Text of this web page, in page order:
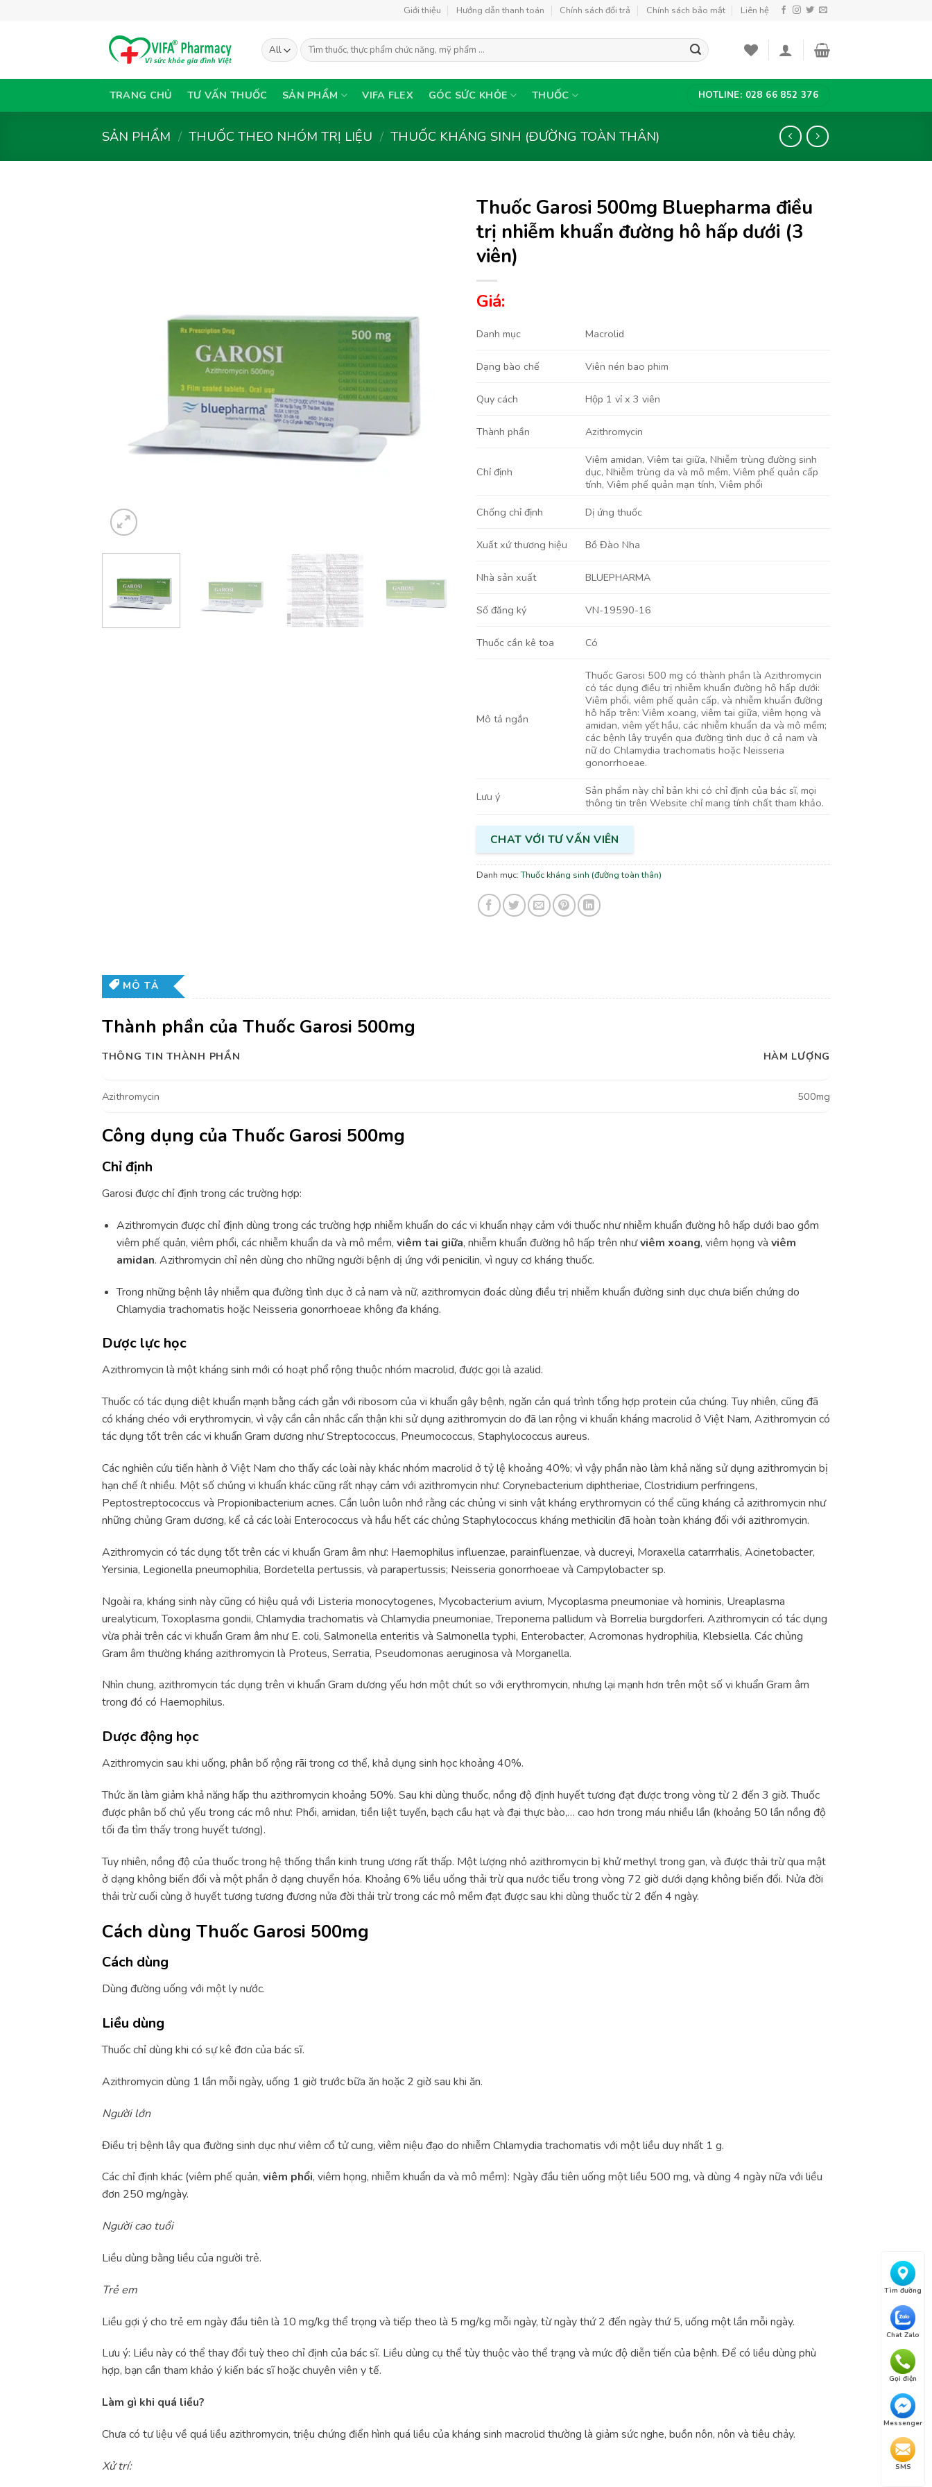
Tìm đường
Chat Zalo
Gọi điện
Messenger
SMS
Giới thiệu Hướng dẫn thanh toán Chính sách đổi trả Chính sách bảo mật Liên hệ
Tìm
kiếm:
TRANG CHỦ TƯ VẤN THUỐC SẢN PHẨM VIFA FLEX GÓC SỨC KHỎE THUỐC HOTLINE: 028 66 852 376
SẢN PHẨM / THUỐC THEO NHÓM TRỊ LIỆU / THUỐC KHÁNG SINH (ĐƯỜNG TOÀN THÂN)
Thuốc Garosi 500mg Bluepharma điều
trị nhiễm khuẩn đường hô hấp dưới (3
viên)
Giá:
Danh mục Macrolid
Dạng bào chế Viên nén bao phim
Quy cách Hộp 1 vỉ x 3 viên
Thành phần Azithromycin
Chỉ định
Viêm amidan,Viêm tai giữa,Nhiễm trùng đường sinh
dục,Nhiễm trùng da và mô mềm,Viêm phế quản cấp
tính,Viêm phế quản mạn tính,Viêm phổi
Chống chỉ định Dị ứng thuốc
Xuất xứ thương hiệu Bồ Đào Nha
Nhà sản xuất BLUEPHARMA
Số đăng ký VN-19590-16
Thuốc cần kê toa Có
Mô tả ngắn
Thuốc Garosi 500 mg có thành phần là Azithromycin
có tác dụng điều trị nhiễm khuẩn đường hô hấp dưới:
Viêm phổi, viêm phế quản cấp, và nhiễm khuẩn đường
hô hấp trên: Viêm xoang, viêm tai giữa, viêm họng và
amidan, viêm yết hầu, các nhiễm khuẩn da và mô mềm;
các bệnh lây truyền qua đường tình dục ở cả nam và
nữ do Chlamydia trachomatis hoặc Neisseria
gonorrhoeae.
Lưu ý
Sản phẩm này chỉ bản khi có chỉ định của bác sĩ, mọi
thông tin trên Website chỉ mang tính chất tham khảo.
CHAT VỚI TƯ VẤN VIÊN
Danh mục:Thuốc kháng sinh (đường toàn thân)
MÔ TẢ
Thành phần của Thuốc Garosi 500mg
THÔNG TIN THÀNH PHẦN HÀM LƯỢNG
Azithromycin 500mg
Công dụng của Thuốc Garosi 500mg
Chỉ định
Garosi được chỉ định trong các trường hợp:
Azithromycin được chỉ định dùng trong các trường hợp nhiễm khuẩn do các vi khuẩn nhạy cảm với thuốc như nhiễm khuẩn đường hô hấp dưới bao gồm
viêm phế quản, viêm phổi, các nhiễm khuẩn da và mô mềm, viêm tai giữa, nhiễm khuẩn đường hô hấp trên nhưviêm xoang, viêm họng và viêm
amidan. Azithromycin chỉ nên dùng cho những người bệnh dị ứng với penicilin, vì nguy cơ kháng thuốc.
Trong những bệnh lây nhiễm qua đường tình dục ở cả nam và nữ, azithromycin đoác dùng điều trị nhiễm khuẩn đường sinh dục chưa biến chứng do
Chlamydia trachomatis hoặc Neisseria gonorrhoeae không đa kháng.
Dược lực học
Azithromycin là một kháng sinh mới có hoạt phổ rộng thuộc nhóm macrolid, được gọi là azalid.
Thuốc có tác dụng diệt khuẩn mạnh bằng cách gắn với ribosom của vi khuẩn gây bệnh, ngăn cản quá trình tổng hợp protein của chúng. Tuy nhiên, cũng đã
có kháng chéo với erythromycin, vì vậy cần cân nhắc cẩn thận khi sử dụng azithromycin do đã lan rộng vi khuẩn kháng macrolid ở Việt Nam, Azithromycin có
tác dụng tốt trên các vi khuẩn Gram dương như Streptococcus, Pneumococcus, Staphylococcus aureus.
Các nghiên cứu tiến hành ở Việt Nam cho thấy các loài này khác nhóm macrolid ở tỷ lệ khoảng 40%; vì vậy phần nào làm khả năng sử dụng azithromycin bị
hạn chế ít nhiều. Một số chủng vi khuẩn khác cũng rất nhạy cảm với azithromycin như: Corynebacterium diphtheriae, Clostridium perfringens,
Peptostreptococcus và Propionibacterium acnes. Cần luôn luôn nhớ rằng các chủng vi sinh vật kháng erythromycin có thể cũng kháng cả azithromycin như
những chủng Gram dương, kể cả các loài Enterococcus và hầu hết các chủng Staphylococcus kháng methicilin đã hoàn toàn kháng đối với azithromycin.
Azithromycin có tác dụng tốt trên các vi khuẩn Gram âm như: Haemophilus influenzae, parainfluenzae, và ducreyi, Moraxella catarrrhalis, Acinetobacter,
Yersinia, Legionella pneumophilia, Bordetella pertussis, và parapertussis; Neisseria gonorrhoeae và Campylobacter sp.
Ngoài ra, kháng sinh này cũng có hiệu quả với Listeria monocytogenes, Mycobacterium avium, Mycoplasma pneumoniae và hominis, Ureaplasma
urealyticum, Toxoplasma gondii, Chlamydia trachomatis và Chlamydia pneumoniae, Treponema pallidum và Borrelia burgdorferi. Azithromycin có tác dụng
vừa phải trên các vi khuẩn Gram âm như E. coli, Salmonella enteritis và Salmonella typhi, Enterobacter, Acromonas hydrophilia, Klebsiella. Các chủng
Gram âm thường kháng azithromycin là Proteus, Serratia, Pseudomonas aeruginosa và Morganella.
Nhìn chung, azithromycin tác dụng trên vi khuẩn Gram dương yếu hơn một chút so với erythromycin, nhưng lại mạnh hơn trên một số vi khuẩn Gram âm
trong đó có Haemophilus.
Dược động học
Azithromycin sau khi uống, phân bố rộng rãi trong cơ thể, khả dụng sinh học khoảng 40%.
Thức ăn làm giảm khả năng hấp thu azithromycin khoảng 50%. Sau khi dùng thuốc, nồng độ định huyết tương đạt được trong vòng từ 2 đến 3 giờ. Thuốc
được phân bố chủ yếu trong các mô như: Phổi, amidan, tiền liệt tuyến, bạch cầu hạt và đại thực bào,… cao hơn trong máu nhiều lần (khoảng 50 lần nồng độ
tối đa tìm thấy trong huyết tương).
Tuy nhiên, nồng độ của thuốc trong hệ thống thần kinh trung ương rất thấp. Một lượng nhỏ azithromycin bị khử methyl trong gan, và được thải trừ qua mật
ở dạng không biến đổi và một phần ở dạng chuyển hóa. Khoảng 6% liều uống thải trừ qua nước tiểu trong vòng 72 giờ dưới dạng không biến đổi. Nửa đời
thải trừ cuối cùng ở huyết tương tương đương nửa đời thải trừ trong các mô mềm đạt được sau khi dùng thuốc từ 2 đến 4 ngày.
Cách dùng Thuốc Garosi 500mg
Cách dùng
Dùng đường uống với một ly nước.
Liều dùng
Thuốc chỉ dùng khi có sự kê đơn của bác sĩ.
Azithromycin dùng 1 lần mỗi ngày, uống 1 giờ trước bữa ăn hoặc 2 giờ sau khi ăn.
Người lớn
Điều trị bệnh lây qua đường sinh dục như viêm cổ tử cung, viêm niệu đạo do nhiễm Chlamydia trachomatis với một liều duy nhất 1 g.
Các chỉ định khác (viêm phế quản, viêm phổi, viêm họng, nhiễm khuẩn da và mô mềm): Ngày đầu tiên uống một liều 500 mg, và dùng 4 ngày nữa với liều
đơn 250 mg/ngày.
Người cao tuổi
Liều dùng bằng liều của người trẻ.
Trẻ em
Liều gợi ý cho trẻ em ngày đầu tiên là 10 mg/kg thể trọng và tiếp theo là 5 mg/kg mỗi ngày, từ ngày thứ 2 đến ngày thứ 5, uống một lần mỗi ngày.
Lưu ý: Liều này có thể thay đổi tuỳ theo chỉ định của bác sĩ. Liều dùng cụ thể tùy thuộc vào thể trạng và mức độ diễn tiến của bệnh. Để có liều dùng phù
hợp, bạn cần tham khảo ý kiến bác sĩ hoặc chuyên viên y tế.
Làm gì khi quá liều?
Chưa có tư liệu về quá liều azithromycin, triệu chứng điển hình quá liều của kháng sinh macrolid thường là giảm sức nghe, buồn nôn, nôn và tiêu chảy.
Xử trí: